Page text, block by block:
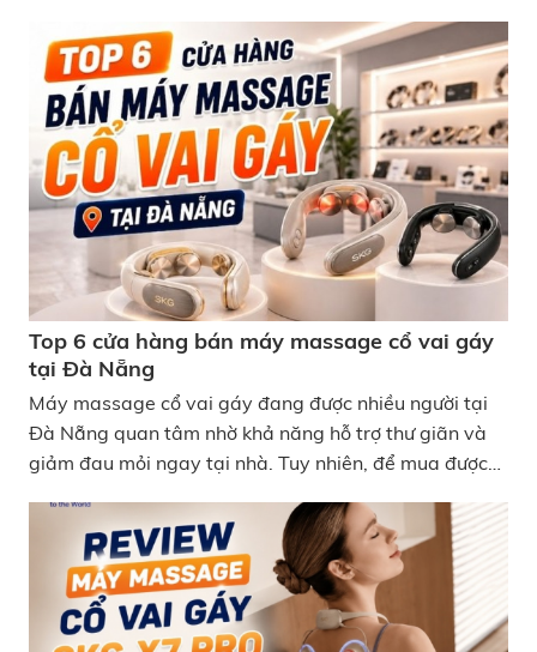
máy massage cổ tại Quảng Ngãi uy tín không phải
lúc nào cũng dễ dàng. Nếu bạn đang phân vân nên
mua ở đâu, bài viết dưới đây sẽ giúp bạn tham khảo
những địa chỉ đáng cân nhắc hiện nay. Địa chỉ mua
máy massage cổ tại Quảng Ngãi
Top 6 cửa hàng bán máy massage cổ vai gáy
tại Đà Nẵng
Máy massage cổ vai gáy đang được nhiều người tại
Đà Nẵng quan tâm nhờ khả năng hỗ trợ thư giãn và
giảm đau mỏi ngay tại nhà. Tuy nhiên, để mua được
nghiệm thực tế trước khi mua, việc lựa chọn cửa hàng
uy tín là rất quan trọng. Dưới đây là danh sách 6 cửa
hàng uy tín, chính hãng với dịch vụ bảo hành tốt nhất
mà bạn không thể bỏ qua. Top 6 cửa hàng bán máy
massage cổ vai gáy tại Đà Nẵng